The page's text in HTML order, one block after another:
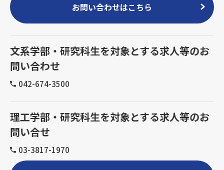
お問い合わせはこちら
文系学部・研究科生を対象とする求人等のお
問い合わせ
042-674-3500
理工学部・研究科生を対象とする求人等のお
問い合せ
03-3817-1970